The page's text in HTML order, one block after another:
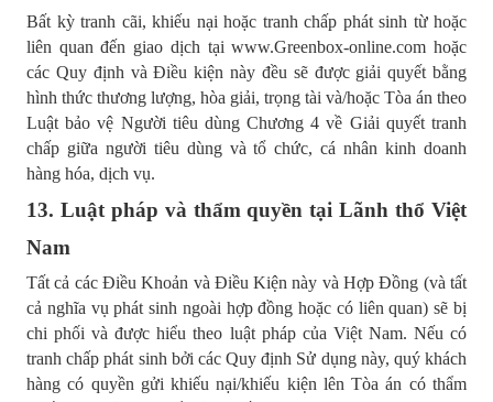
Bất kỳ tranh cãi, khiếu nại hoặc tranh chấp phát sinh từ hoặc
liên quan đến giao dịch tại www.Greenbox-online.com hoặc
các Quy định và Điều kiện này đều sẽ được giải quyết bằng
hình thức thương lượng, hòa giải, trọng tài và/hoặc Tòa án theo
Luật bảo vệ Người tiêu dùng Chương 4 về Giải quyết tranh
chấp giữa người tiêu dùng và tổ chức, cá nhân kinh doanh
hàng hóa, dịch vụ.
13. Luật pháp và thẩm quyền tại Lãnh thổ Việt
Nam
Tất cả các Điều Khoản và Điều Kiện này và Hợp Đồng (và tất
cả nghĩa vụ phát sinh ngoài hợp đồng hoặc có liên quan) sẽ bị
chi phối và được hiểu theo luật pháp của Việt Nam. Nếu có
tranh chấp phát sinh bởi các Quy định Sử dụng này, quý khách
hàng có quyền gửi khiếu nại/khiếu kiện lên Tòa án có thẩm